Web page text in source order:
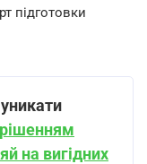
підготовки
на вигідних